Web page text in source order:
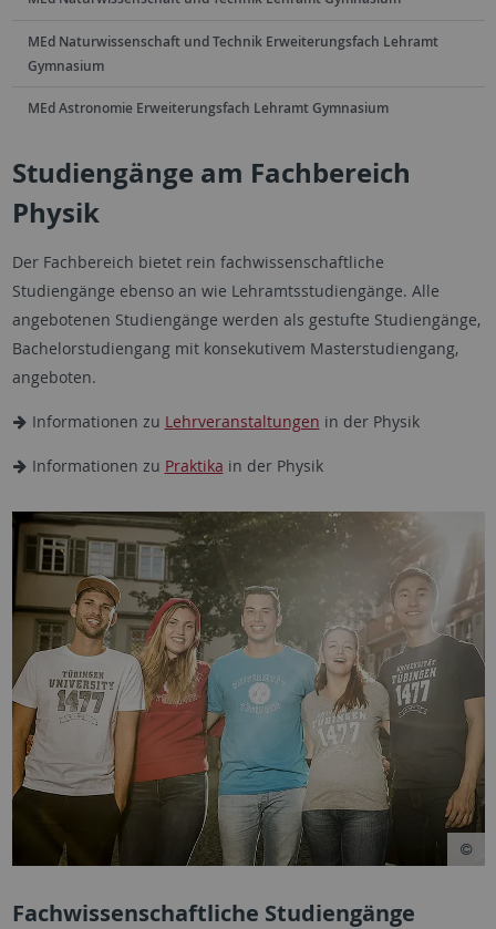
MEd Naturwissenschaft und Technik Erweiterungsfach Lehramt
Gymnasium
MEd Astronomie Erweiterungsfach Lehramt Gymnasium
Studiengänge am Fachbereich
Physik
Der Fachbereich bietet rein fachwissenschaftliche
Studiengänge ebenso an wie Lehramtsstudiengänge. Alle
angebotenen Studiengänge werden als gestufte Studiengänge,
Bachelorstudiengang mit konsekutivem Masterstudiengang,
angeboten.
Informationen zu Lehrveranstaltungen in der Physik
Informationen zu Praktika in der Physik
Fachwissenschaftliche Studiengänge